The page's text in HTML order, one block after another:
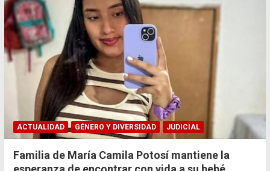
ACTUALIDAD GÉNERO Y DIVERSIDAD JUDICIAL
Familia de María Camila Potosí mantiene la